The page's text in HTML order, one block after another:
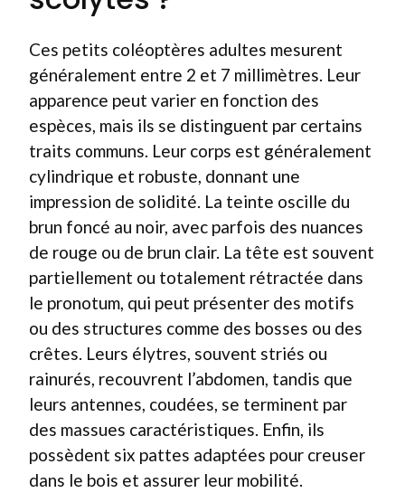
Ces petits coléoptères adultes mesurent
généralement entre 2 et 7 millimètres. Leur
apparence peut varier en fonction des
espèces, mais ils se distinguent par certains
traits communs. Leur corps est généralement
cylindrique et robuste, donnant une
impression de solidité. La teinte oscille du
brun foncé au noir, avec parfois des nuances
de rouge ou de brun clair. La tête est souvent
partiellement ou totalement rétractée dans
le pronotum, qui peut présenter des motifs
ou des structures comme des bosses ou des
crêtes. Leurs élytres, souvent striés ou
rainurés, recouvrent l’abdomen, tandis que
leurs antennes, coudées, se terminent par
des massues caractéristiques. Enfin, ils
possèdent six pattes adaptées pour creuser
dans le bois et assurer leur mobilité.